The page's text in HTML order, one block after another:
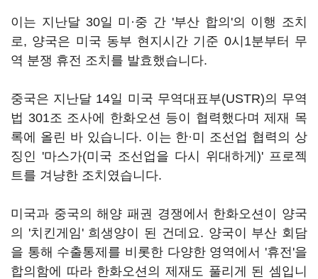
이는 지난달 30일 미·중 간 '부산 합의'의 이행 조치
로, 양국은 미국 동부 현지시간 기준 0시1분부터 무
역 분쟁 휴전 조치를 발효했습니다.
중국은 지난달 14일 미국 무역대표부(USTR)의 무역
법 301조 조사에 한화오션 등이 협력했다며 제재 목
록에 올린 바 있습니다. 이는 한·미 조선업 협력의 상
징인 '마스가(미국 조선업을 다시 위대하게)' 프로젝
트를 겨냥한 조치였습니다.
미국과 중국의 해양 패권 경쟁에서 한화오션이 양국
의 '치킨게임' 희생양이 된 건데요. 양국이 부산 회담
을 통해 수출통제를 비롯한 다양한 영역에서 '휴전'을
합의함에 따라 한화오션의 제재도 풀리게 된 셈입니